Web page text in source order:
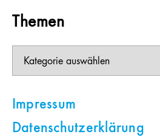
Themen
Impressum
Datenschutzerklärung